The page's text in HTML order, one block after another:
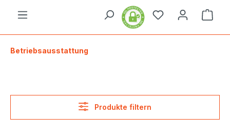
Betriebsausstattung
Produkte filtern